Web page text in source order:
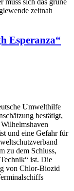
zeitnah
Esperanza“
Umwelthilfe
bestätigt,
und eine Gefahr für
zu dem Schluss,
ist. Die
von Chlor-Biozid